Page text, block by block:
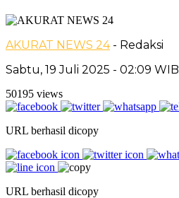
AKURAT NEWS 24 - Redaksi
Sabtu, 19 Juli 2025 - 02:09 WIB
50195 views
URL berhasil dicopy
URL berhasil dicopy